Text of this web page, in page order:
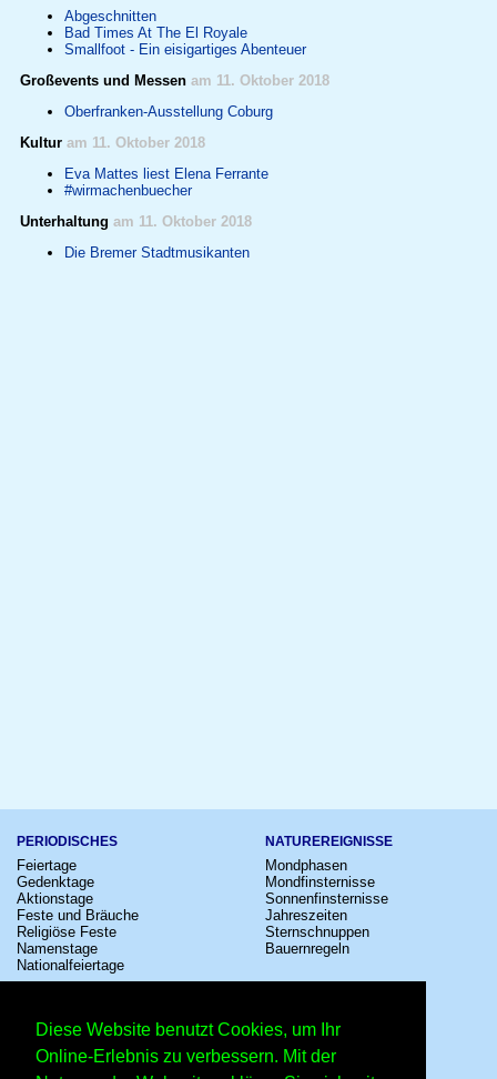
Diese Website benutzt Cookies, um Ihr
Online-Erlebnis zu verbessern. Mit der
Abgeschnitten
Bad Times At The El Royale
Smallfoot - Ein eisigartiges Abenteuer
Großevents und Messen am 11. Oktober 2018
Oberfranken-Ausstellung Coburg
Kultur am 11. Oktober 2018
Eva Mattes liest Elena Ferrante
#wirmachenbuecher
Unterhaltung am 11. Oktober 2018
Die Bremer Stadtmusikanten
PERIODISCHES
Feiertage
Gedenktage
Aktionstage
Feste und Bräuche
Religiöse Feste
Namenstage
Nationalfeiertage
NATUREREIGNISSE
Mondphasen
Mondfinsternisse
Sonnenfinsternisse
Jahreszeiten
Sternschnuppen
Bauernregeln
Kinostarts
Festivals
Großevents
Sternzeichen
Schalttage
Wahltage